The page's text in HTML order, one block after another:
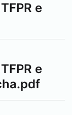
e
e